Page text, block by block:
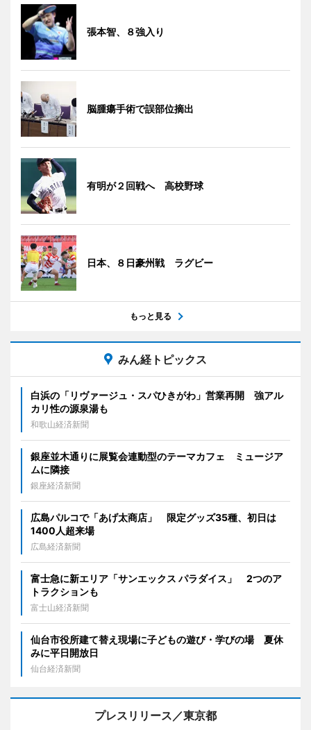
張本智、８強入り
脳腫瘍手術で誤部位摘出
有明が２回戦へ 高校野球
日本、８日豪州戦 ラグビー
もっと見る
みん経トピックス
白浜の「リヴァージュ・スパひきがわ」営業再開 強アル
カリ性の源泉湯も
和歌山経済新聞
銀座並木通りに展覧会連動型のテーマカフェ ミュージア
ムに隣接
銀座経済新聞
広島パルコで「あげ太商店」 限定グッズ35種、初日は
1400人超来場
広島経済新聞
富士急に新エリア「サンエックス パラダイス」 2つのア
トラクションも
富士山経済新聞
仙台市役所建て替え現場に子どもの遊び・学びの場 夏休
みに平日開放日
仙台経済新聞
プレスリリース／東京都